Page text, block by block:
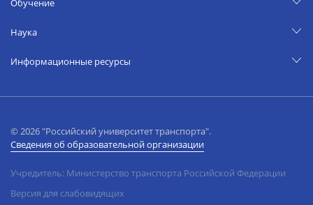
Обучение
Наука
Информационные ресурсы
© 2026 "Российский университет транспорта".
Сведения об образовательной организации
Учредитель: Министерство транспорта Российской Федерации
Версия для слабовидящих